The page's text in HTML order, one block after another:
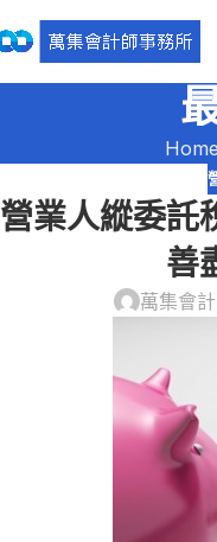
Home
營業人縱委託
善
萬集會